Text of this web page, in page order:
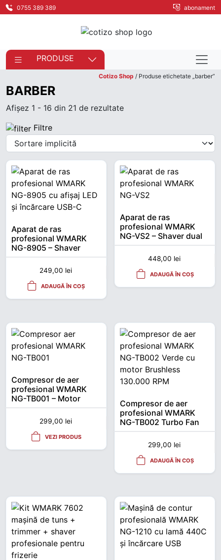
0755 389 389 abonament
PRODUSE
Cotizo Shop / Produse etichetate „barber”
BARBER
Afișez 1 - 16 din 21 de rezultate
Filtre
Aparat de ras
profesional WMARK
NG-8905 – Shaver
Barber, 8000 RPM,
USB-C, afișaj LED
249,00 lei
ADAUGĂ ÎN COȘ
Aparat de ras
profesional WMARK
NG-VS2 – Shaver dual
blade, 9000 RPM,
autonomie 180 min
448,00 lei
ADAUGĂ ÎN COȘ
Compresor de aer
profesional WMARK
NG-TB001 – Motor
brushless 130.000
RPM, jet 33 m/s
299,00 lei
VEZI PRODUS
Compresor de aer
profesional WMARK
NG-TB002 Turbo Fan
Verde – Motor
Brushless 130.000
RPM, Jet aer 33 m/s
299,00 lei
ADAUGĂ ÎN COȘ